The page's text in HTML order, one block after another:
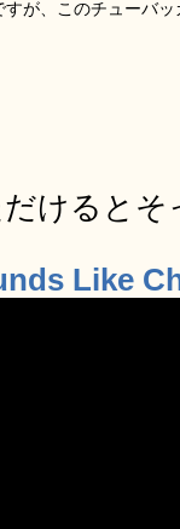
が、このチューバ
けると
Like